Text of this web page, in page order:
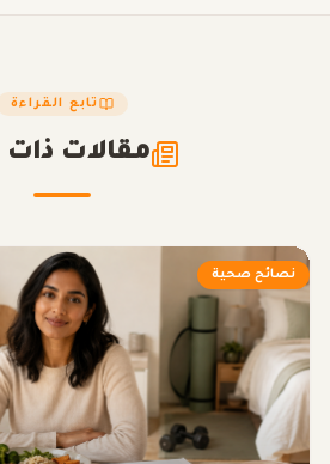
تابع القراءة
مقالات
نصائح صحية